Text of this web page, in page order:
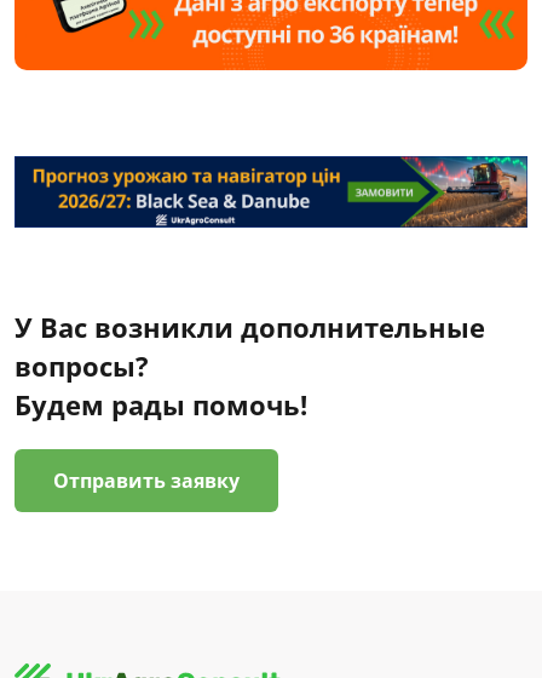
У Вас возникли дополнительные
вопросы?
Будем рады помочь!
Отправить заявку